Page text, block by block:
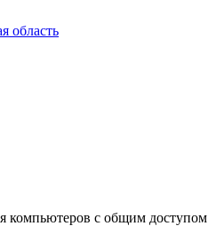
область
компьютеров с общим доступом